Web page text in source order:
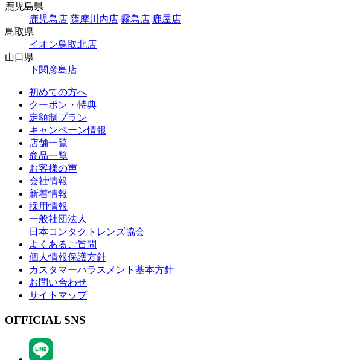
鹿児島県
鹿児島店 薩摩川内店 霧島店 鹿屋店
鳥取県
イオン鳥取北店
山口県
下関彦島店
初めての方へ
クーポン・特典
定額制プラン
キャンペーン情報
店舗一覧
商品一覧
お客様の声
会社情報
新着情報
採用情報
一般社団法人
日本コンタクトレンズ協会
よくあるご質問
個人情報保護方針
カスタマーハラスメント基本方針
お問い合わせ
サイトマップ
OFFICIAL SNS